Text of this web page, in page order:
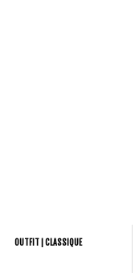
OUTFIT | CLASSIQUE